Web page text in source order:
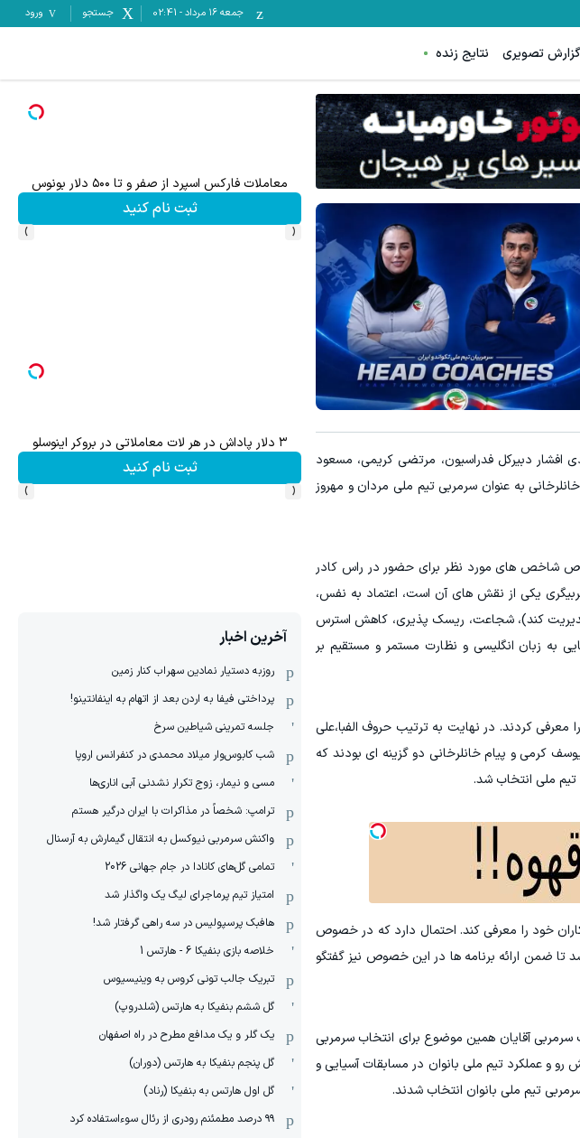
جمعه ۱۶ مرداد -
02:41 جستجو ورود
گزارش تصویری نتایج زنده
دبیرکل فدراسیون، مرتضی کریمی، مسعود
به عنوان سرمربی تیم ملی مردان و مهروز
شاخص های مورد نظر برای حضور در راس کادر
یکی از نقش های آن است، اعتماد به نفس،
مدیریت کند)، شجاعت، ریسک پذیری، کاهش استرس
زبان انگلیسی و نظارت مستمر و مستقیم بر
کردند. در نهایت به ترتیب حروف الفبا،علی
کرمی و پیام خانلرخانی دو گزینه ای بودند که
تیم ملی انتخاب شد.
خود را معرفی کند. احتمال دارد که در خصوص
تا ضمن ارائه برنامه ها در این خصوص نیز گفتگو
سرمربی آقایان همین موضوع برای انتخاب سرمربی
و عملکرد تیم ملی بانوان در مسابقات آسیایی و
تیم ملی بانوان انتخاب شدند.
معاملات فارکس اسپرد از صفر و تا ۵۰۰ دلار بونوس
ثبت نام کنید
‹
›
۳ دلار پاداش در هر لات معاملاتی در بروکر اینوسلو
ثبت نام کنید
‹
›
آخرین اخبار
روزبه دستیار نمادین سهراب کنار زمین
پرداختی فیفا به اردن بعد از اتهام به اینفانتینو!
جلسه تمرینی شیاطین سرخ
شب کابوس‌وار میلاد محمدی در کنفرانس اروپا
مسی و نیمار، زوج تکرار نشدنی آبی اناری‌ها
ترامپ: شخصاً در مذاکرات با ایران درگیر هستم
واکنش سرمربی نیوکسل به انتقال گیمارش به آرسنال
تمامی گل‌های کانادا در جام جهانی 2026
امتیاز تیم پرماجرای لیگ یک واگذار شد
هافبک پرسپولیس در سه راهی گرفتار شد!
خلاصه بازی بنفیکا 6 - هارتس 1
تبریک جالب تونی کروس به وینیسیوس
گل ششم بنفیکا به هارتس (شلدروپ)
یک گلر و یک مدافع مطرح در راه اصفهان
گل پنجم بنفیکا به هارتس (دوران)
گل اول هارتس به بنفیکا (رناد)
۹۹ درصد مطمئنم رودری از رئال سوءاستفاده کرد